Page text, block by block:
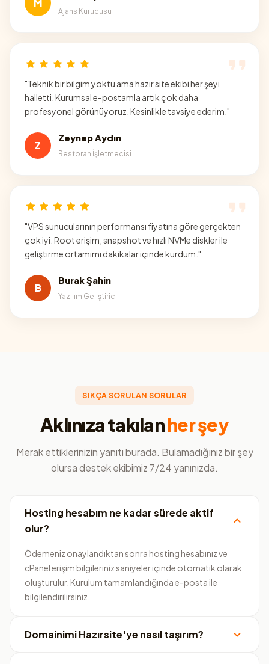
M
Ajans Kurucusu
"Teknik bir bilgim yoktu ama hazır site ekibi her şeyi
halletti. Kurumsal e-postamla artık çok daha
profesyonel görünüyoruz. Kesinlikle tavsiye ederim. "
Z
Zeynep Aydın
Restoran İşletmecisi
"VPS sunucularının performansı fiyatına göre gerçekten
çok iyi. Root erişim, snapshot ve hızlı NVMe diskler ile
geliştirme ortamımı dakikalar içinde kurdum. "
B
Burak Şahin
Yazılım Geliştirici
SIKÇA SORULAN SORULAR
Aklınıza takılanher şey
Merak ettiklerinizin yanıtı burada. Bulamadığınız bir şey
olursa destek ekibimiz 7/24 yanınızda.
Hosting hesabım ne kadar sürede aktif
olur?
Ödemeniz onaylandıktan sonra hosting hesabınız ve
cPanel erişim bilgileriniz saniyeler içinde otomatik olarak
oluşturulur. Kurulum tamamlandığında e-posta ile
bilgilendirilirsiniz.
Domainimi Hazırsite'ye nasıl taşırım?